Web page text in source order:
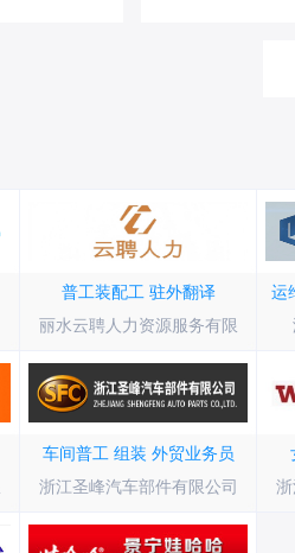
普工装配工 驻外翻译
丽水云聘人力资源服务有限
运
车间普工 组装 外贸业务员
浙江圣峰汽车部件有限公司